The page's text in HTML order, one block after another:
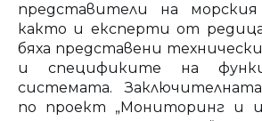
представители на
както и експерти от
бяха представени
и спецификите на
системата.
по проект „Мониторинг и